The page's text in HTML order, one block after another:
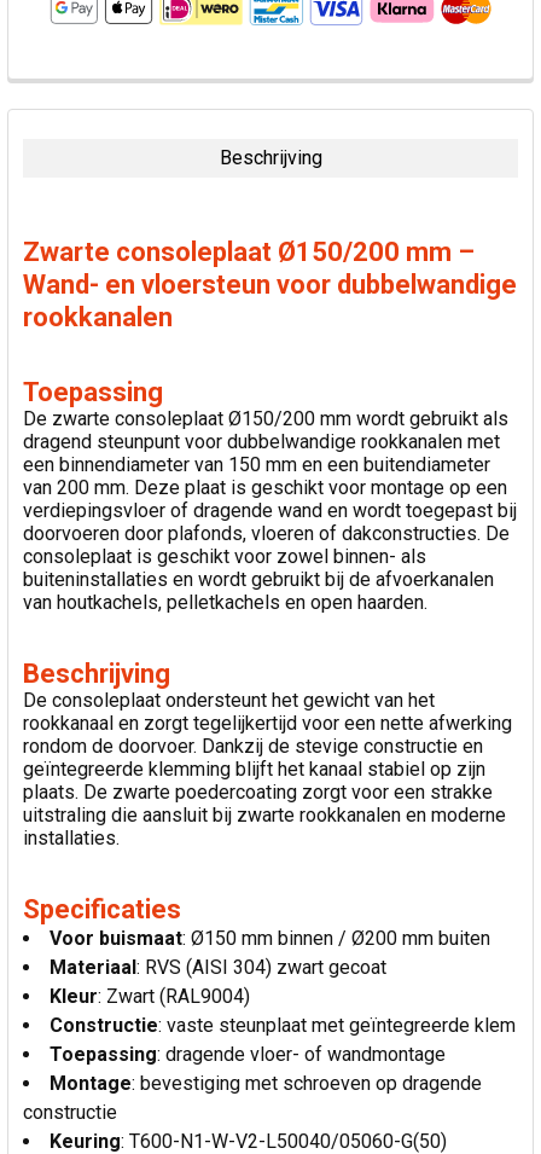
VAAK
SAMEN
VOEG
GESELECTEERDE
TOE AAN
Beschrijving
Zwarte consoleplaat Ø150/200 mm –
Wand- en vloersteun voor dubbelwandige
rookkanalen
Toepassing
De zwarte consoleplaat Ø150/200 mm wordt gebruikt als
dragend steunpunt voor dubbelwandige rookkanalen met
een binnendiameter van 150 mm en een buitendiameter
van 200 mm. Deze plaat is geschikt voor montage op een
verdiepingsvloer of dragende wand en wordt toegepast bij
doorvoeren door plafonds, vloeren of dakconstructies. De
consoleplaat is geschikt voor zowel binnen- als
buiteninstallaties en wordt gebruikt bij de afvoerkanalen
van houtkachels, pelletkachels en open haarden.
Beschrijving
De consoleplaat ondersteunt het gewicht van het
rookkanaal en zorgt tegelijkertijd voor een nette afwerking
rondom de doorvoer. Dankzij de stevige constructie en
geïntegreerde klemming blijft het kanaal stabiel op zijn
plaats. De zwarte poedercoating zorgt voor een strakke
uitstraling die aansluit bij zwarte rookkanalen en moderne
installaties.
Specificaties
Voor buismaat: Ø150 mm binnen / Ø200 mm buiten
Materiaal: RVS (AISI 304) zwart gecoat
Kleur: Zwart (RAL9004)
Constructie: vaste steunplaat met geïntegreerde klem
Toepassing: dragende vloer- of wandmontage
Montage: bevestiging met schroeven op dragende
constructie
Keuring: T600-N1-W-V2-L50040/05060-G(50)